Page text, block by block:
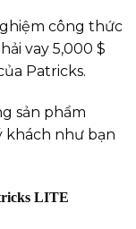
công thức
vay 5,000 $
Patricks.
sản phẩm
khách như bạn
LITE